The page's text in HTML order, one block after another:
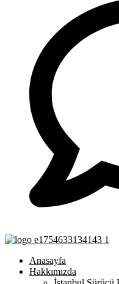
Anasayfa
Hakkımızda